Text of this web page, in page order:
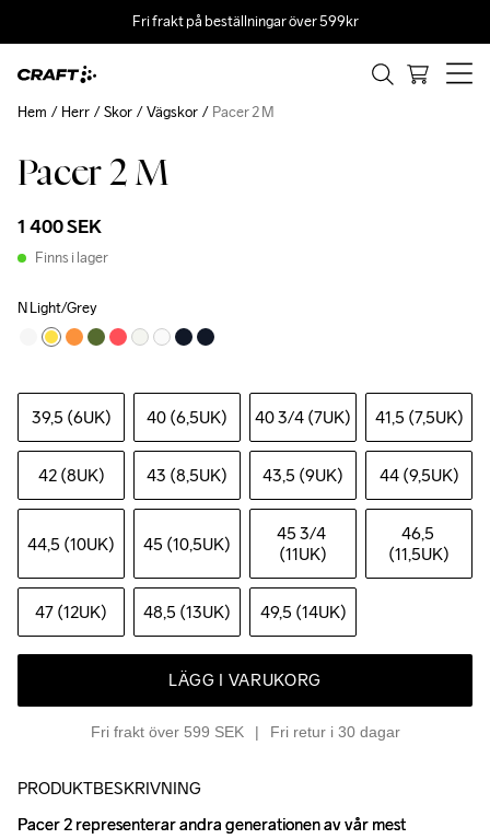
Fri frakt på beställningar över 599kr
Pacer 2 M
1 400 SEK
Finns i lager
N Light/Grey
39,5 (6UK) 40 (6,5UK) 40 3/4 (7UK) 41,5 (7,5UK)
42 (8UK) 43 (8,5UK) 43,5 (9UK) 44 (9,5UK)
44,5 (10UK) 45 (10,5UK) 45 3/4
(11UK)
46,5
(11,5UK)
47 (12UK) 48,5 (13UK) 49,5 (14UK)
LÄGG I VARUKORG
Fri frakt över 599 SEK Fri retur i 30 dagar
Hem Herr Skor Vägskor Pacer 2 M
PRODUKTBESKRIVNING
Pacer 2 representerar andra generationen av vår mest
Pacer 2 representerar andra generationen av vår mest